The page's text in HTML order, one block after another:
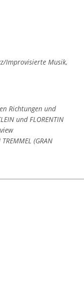
Improvisierte Musik,
Richtungen und
und FLORENTIN
(GRAN